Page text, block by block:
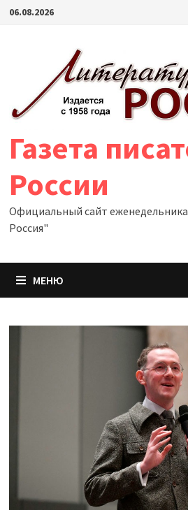
Перейти
06.08.2026
Газета
России
Официальный сайт
Россия"
МЕНЮ